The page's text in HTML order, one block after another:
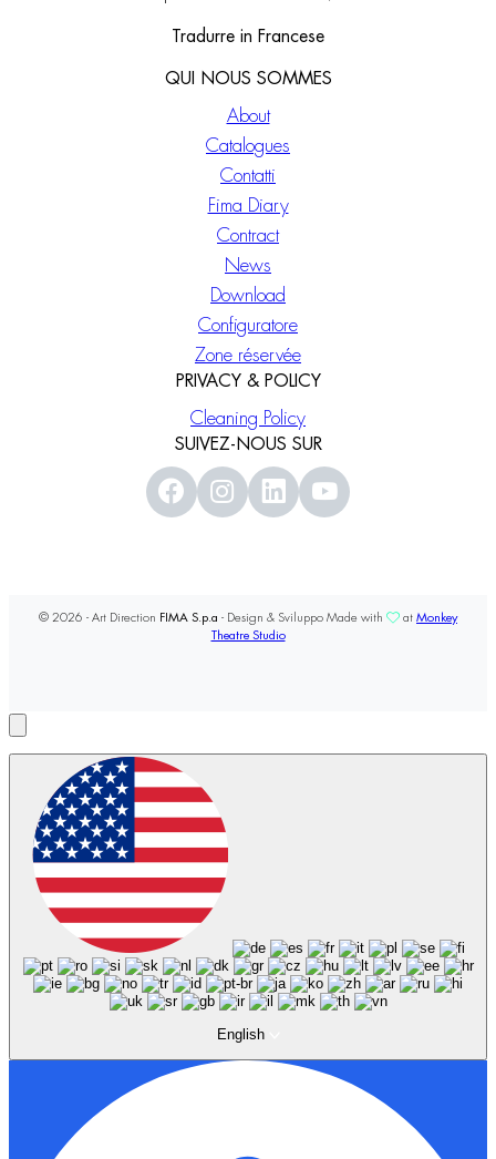
Tradurre in Francese
QUI NOUS SOMMES
About
Catalogues
Contatti
Fima Diary
Contract
News
Download
Configuratore
Zone réservée
PRIVACY & POLICY
Cleaning Policy
SUIVEZ-NOUS SUR
© 2026 - Art Direction FIMA S.p.a - Design & Sviluppo Made with at Monkey
Theatre Studio
English